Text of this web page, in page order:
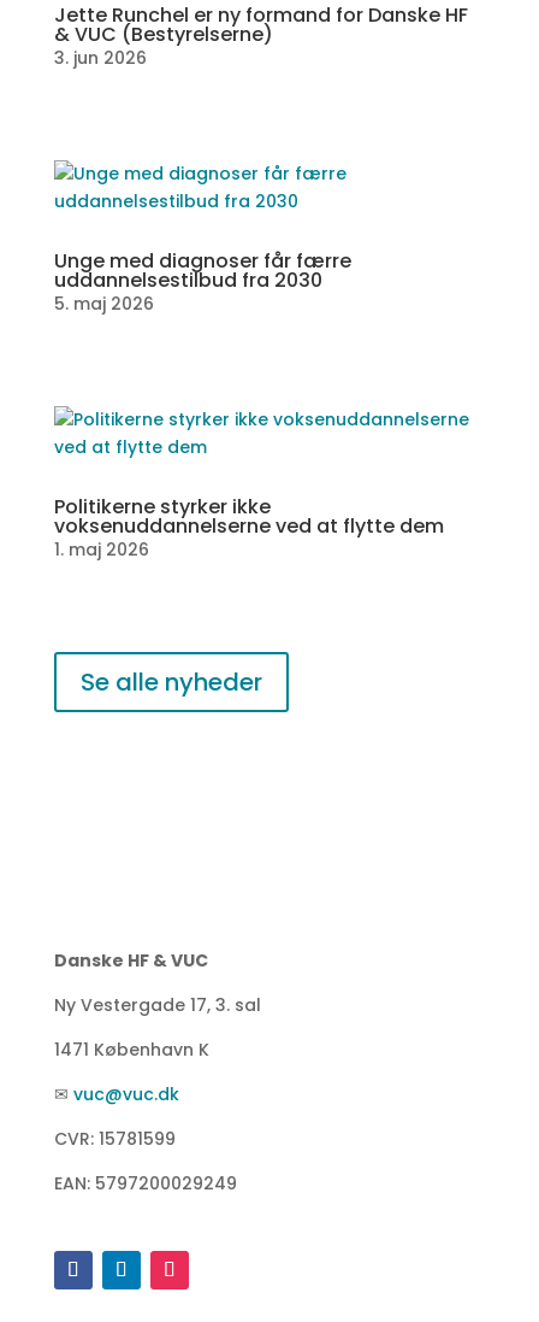
Jette Runchel er ny formand for Danske HF
& VUC (Bestyrelserne)
3. jun 2026
Unge med diagnoser får færre
uddannelsestilbud fra 2030
5. maj 2026
Politikerne styrker ikke
voksenuddannelserne ved at flytte dem
1. maj 2026
Se alle nyheder
Danske HF & VUC
Ny Vestergade 17, 3. sal
1471 København K
✉ vuc@vuc.dk
CVR: 15781599
EAN: 5797200029249